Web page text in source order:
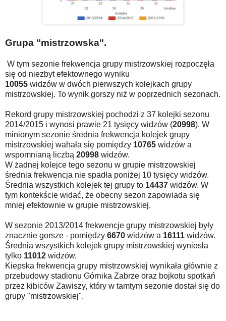
Grupa "mistrzowska".
W tym sezonie frekwencja grupy mistrzowskiej rozpoczęła
się od niezbyt efektownego wyniku
10055 widzów w dwóch pierwszych kolejkach grupy
mistrzowskiej. To wynik gorszy niż w poprzednich sezonach.
Rekord grupy mistrzowskiej pochodzi z 37 kolejki sezonu
2014/2015 i wynosi prawie 21 tysięcy widzów (20998). W
minionym sezonie średnia frekwencja kolejek grupy
mistrzowskiej wahała się pomiędzy 10765 widzów a
wspomnianą liczbą 20998 widzów.
W żadnej kolejce tego sezonu w grupie mistrzowskiej
średnia frekwencja nie spadła poniżej 10 tysięcy widzów.
Średnia wszystkich kolejek tej grupy to 14437 widzów. W
tym kontekście widać, że obecny sezon zapowiada się
mniej efektownie w grupie mistrzowskiej.
W sezonie 2013/2014 frekwencje grupy mistrzowskiej były
znacznie gorsze - pomiędzy 6670 widzów a 16111 widzów.
Średnia wszystkich kolejek grupy mistrzowskiej wyniosła
tylko 11012 widzów.
Kiepska frekwencja grupy mistrzowskiej wynikała głównie z
przebudowy stadionu Górnika Zabrze oraz bojkotu spotkań
przez kibiców Zawiszy, który w tamtym sezonie dostał się do
grupy "mistrzowskiej".